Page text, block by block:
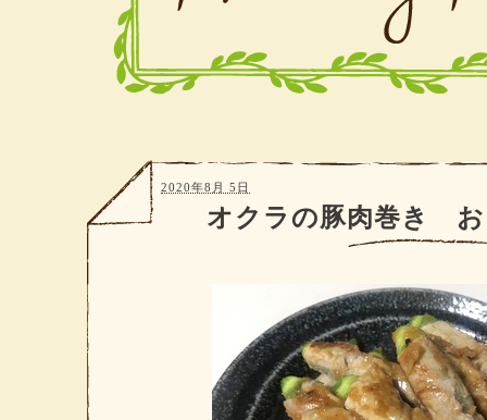
オクラの豚肉巻き お
2020年8月 5日